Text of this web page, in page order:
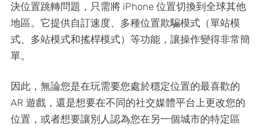
決位置跳轉問題，只需將 iPhone 位置切換到全球其他
地區。它提供自訂速度、多種位置欺騙模式（單站模
式、多站模式和搖桿模式）等功能，讓操作變得非常簡
單。
因此，無論您是在玩需要您處於穩定位置的最喜歡的
AR 遊戲，還是想要在不同的社交媒體平台上更改您的
位置，或者想要讓別人認為您在另一個城市的特定區